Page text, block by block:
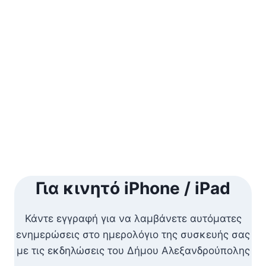
Για κινητό iPhone / iPad
Κάντε εγγραφή για να λαμβάνετε αυτόματες
ενημερώσεις στο ημερολόγιο της συσκευής σας
με τις εκδηλώσεις του Δήμου Αλεξανδρούπολης